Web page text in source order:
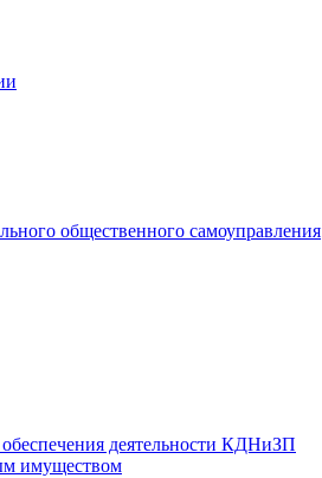
общественного самоуправления
деятельности КДНиЗП
имуществом